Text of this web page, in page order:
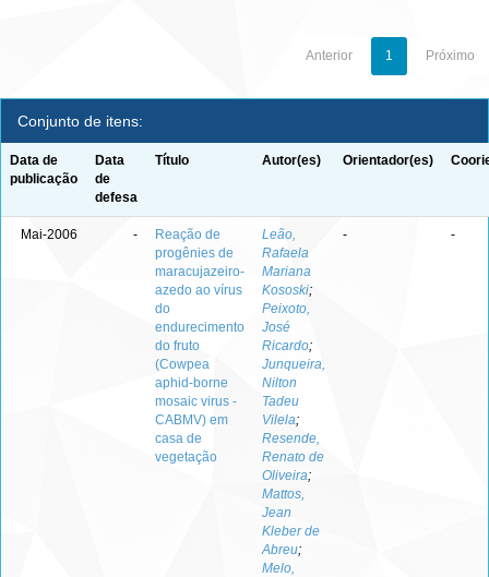
Anterior 1 Próximo
Conjunto de itens:
Data de
publicação
Data
de
defesa
Título Autor(es) Orientador(es)
Mai-2006 -
Reação de
progênies de
maracujazeiro-
azedo ao vírus
do
endurecimento
do fruto
(Cowpea
aphid-borne
mosaic virus -
CABMV) em
casa de
vegetação
Leão,
Rafaela
Mariana
Kososki;
Peixoto,
José
Ricardo;
Junqueira,
Nilton
Tadeu
Vilela;
Resende,
Renato de
Oliveira;
Mattos,
Jean
Kleber de
Abreu;
Melo,
- -